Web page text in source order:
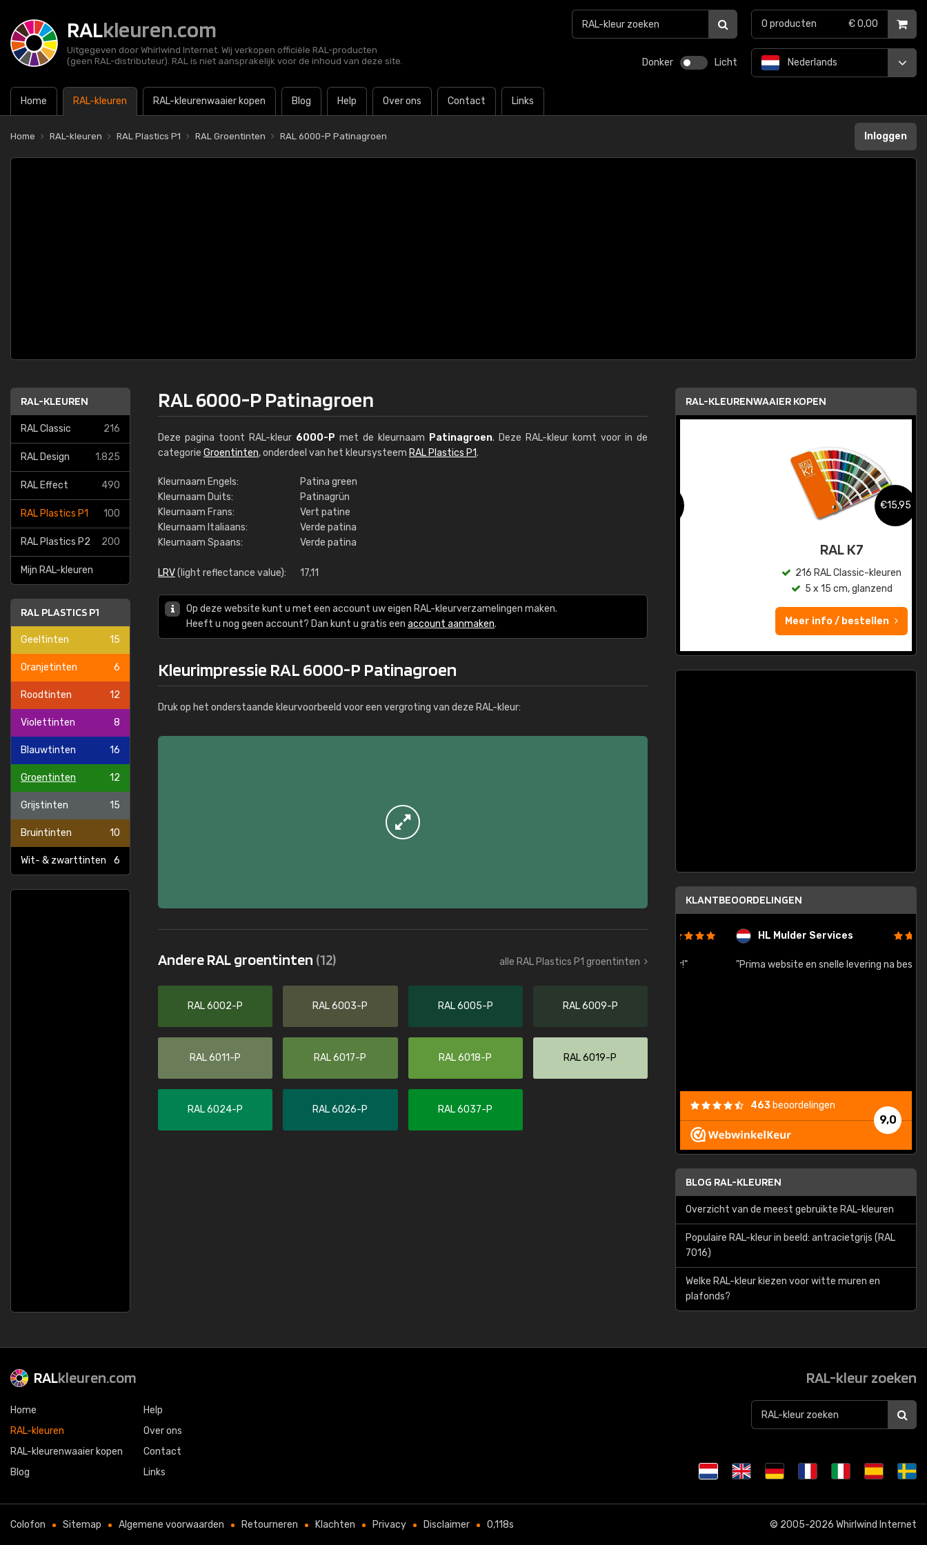
RALkleuren.com
Uitgegeven door Whirlwind Internet. Wij verkopen officiële RAL-producten
(geen RAL-distributeur). RAL is niet aansprakelijk voor de inhoud van deze site.
Donker Licht
Home RAL-kleuren RAL-kleurenwaaier kopen Blog Help Over ons Contact Links
Nederlands
0 producten € 0,00
Home RAL-kleuren RAL Plastics P1 RAL Groentinten RAL 6000-P Patinagroen Inloggen
RAL-KLEUREN
RAL Classic 216
RAL Design 1.825
RAL Effect 490
RAL Plastics P1 100
RAL Plastics P2 200
Mijn RAL-kleuren
RAL PLASTICS P1
Geeltinten 15
Oranjetinten 6
Roodtinten 12
Violettinten 8
Blauwtinten 16
Groentinten 12
Grijstinten 15
Bruintinten 10
Wit- & zwarttinten 6
RAL 6000-P Patinagroen
Deze pagina toont RAL-kleur 6000-P met de kleurnaam Patinagroen. Deze RAL-kleur komt voor in de
categorie Groentinten, onderdeel van het kleursysteem RAL Plastics P1.
Kleurnaam Engels:
Patina green
Kleurnaam Duits:
Patinagrün
Kleurnaam Frans:
Vert patine
Kleurnaam Italiaans:
Verde patina
Kleurnaam Spaans:
Verde patina
LRV(light reflectance value): 17,11
Op deze website kunt u met een account uw eigen RAL-kleurverzamelingen maken.
Heeft u nog geen account? Dan kunt u gratis een account aanmaken.
Kleurimpressie RAL 6000-P Patinagroen
Druk op het onderstaande kleurvoorbeeld voor een vergroting van deze RAL-kleur:
Andere RAL groentinten (12) alle RAL Plastics P1 groentinten
RAL 6002-P RAL 6003-P RAL 6005-P RAL 6009-P
RAL 6011-P RAL 6017-P RAL 6018-P RAL 6019-P
RAL 6024-P RAL 6026-P RAL 6037-P
RAL-KLEURENWAAIER KOPEN
€15,95
216 RAL Classic-kleuren
5 x 15 cm, glanzend
Meer info / bestellen
KLANTBEOORDELINGEN
"Super snelle service en zeer betaalbaar!"
HL Mulder Services
"Prima website en snelle levering na bestelling"
9,0
463 beoordelingen
BLOG RAL-KLEUREN
Overzicht van de meest gebruikte RAL-kleuren
Populaire RAL-kleur in beeld: antracietgrijs (RAL
7016)
Welke RAL-kleur kiezen voor witte muren en
plafonds?
RALkleuren.com
Home
RAL-kleuren
RAL-kleurenwaaier kopen
Blog
Help
Over ons
Contact
Links
RAL-kleur zoeken
Colofon Sitemap Algemene voorwaarden Retourneren Klachten Privacy Disclaimer 0,118s © 2005-2026 Whirlwind Internet